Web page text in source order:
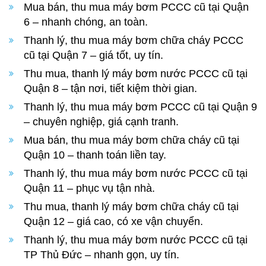
Mua bán, thu mua máy bơm PCCC cũ tại Quận
6 – nhanh chóng, an toàn.
Thanh lý, thu mua máy bơm chữa cháy PCCC
cũ tại Quận 7 – giá tốt, uy tín.
Thu mua, thanh lý máy bơm nước PCCC cũ tại
Quận 8 – tận nơi, tiết kiệm thời gian.
Thanh lý, thu mua máy bơm PCCC cũ tại Quận 9
– chuyên nghiệp, giá cạnh tranh.
Mua bán, thu mua máy bơm chữa cháy cũ tại
Quận 10 – thanh toán liền tay.
Thanh lý, thu mua máy bơm nước PCCC cũ tại
Quận 11 – phục vụ tận nhà.
Thu mua, thanh lý máy bơm chữa cháy cũ tại
Quận 12 – giá cao, có xe vận chuyển.
Thanh lý, thu mua máy bơm nước PCCC cũ tại
TP Thủ Đức – nhanh gọn, uy tín.